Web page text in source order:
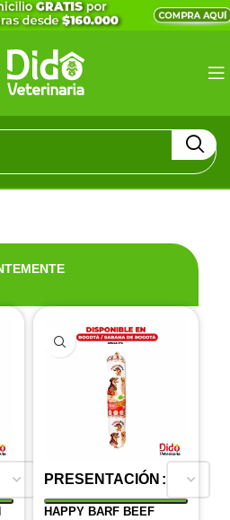
PRESENTACIÓN
HAPPY BARF BEEF